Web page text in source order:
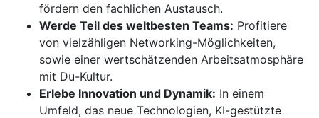
fördern den fachlichen Austausch.
Werde Teil des weltbesten Teams: Profitiere
von vielzähligen Networking-Möglichkeiten,
sowie einer wertschätzenden Arbeitsatmosphäre
mit Du-Kultur.
Erlebe Innovation und Dynamik: In einem
Umfeld, das neue Technologien, KI-gestützte